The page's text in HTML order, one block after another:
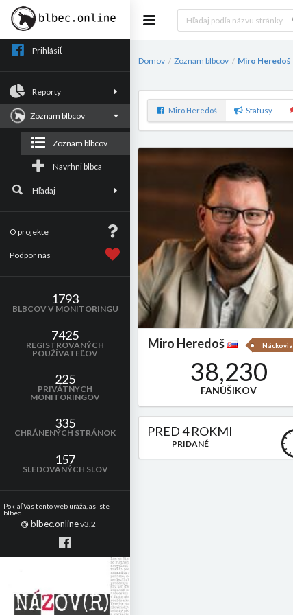
Prihlásiť
Reporty
Zoznam blbcov
Zoznam blbcov
Navrhni blbca
Hľadaj
O projekte
Podpor nás
1793
BLBCOV V MONITORINGU
7425
REGISTROVANÝCH
POUŽÍVATEĽOV
225
PRIVÁTNYCH
MONITORINGOV
335
CHRÁNENÝCH STRÁNOK
157
SLEDOVANÝCH SLOV
Pokiaľ Vás tento web uráža, asi ste
blbec.
© blbec.onlinev3.2
Domov / Zoznam blbcov / Miro Heredoš
Miro Heredoš Statusy
Miro Heredoš Náckovia
38,230
FANÚŠIKOV
PRED 4 ROKMI
PRIDANÉ